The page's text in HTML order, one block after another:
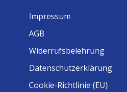
Impressum
AGB
Widerrufsbelehrung
Datenschutzerklärung
Cookie-Richtlinie (EU)